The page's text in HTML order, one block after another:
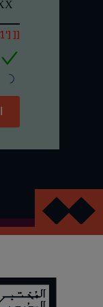
[[ errors['mobile_number1_101'] ]]